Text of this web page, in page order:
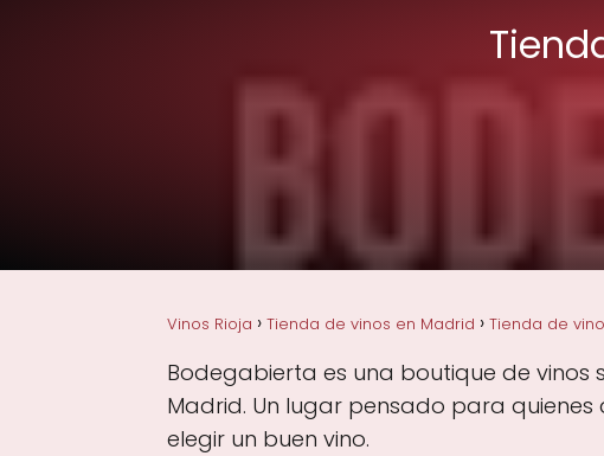
Vinos Rioja Tienda de vinos en Madrid Tienda de
Bodegabierta es una boutique de vinos
Madrid. Un lugar pensado para
elegir un buen vino.